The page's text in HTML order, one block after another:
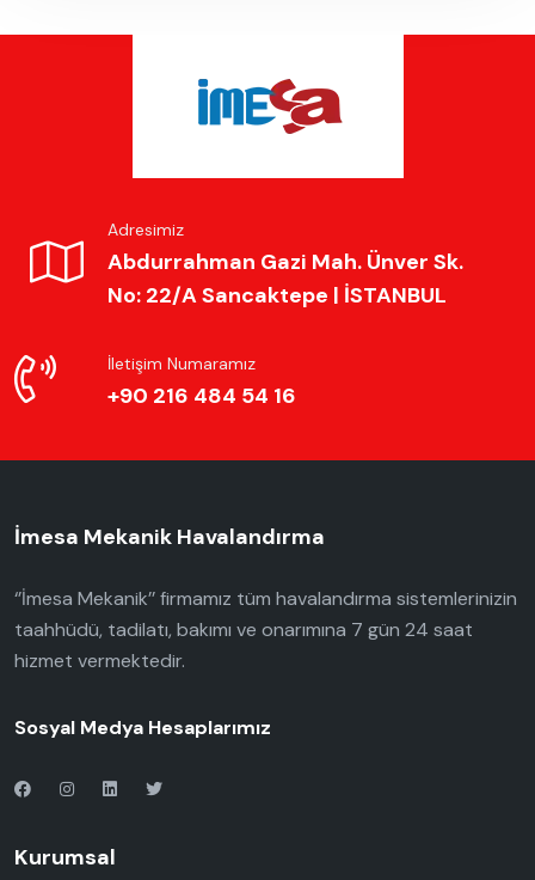
İletişim Numaramız
+90 216 484 54 16
Adresimiz
Abdurrahman Gazi Mah. Ünver Sk.
No: 22/A Sancaktepe | İSTANBUL
İmesa Mekanik Havalandırma
‘’İmesa Mekanik’’ firmamız tüm havalandırma sistemlerinizin
taahhüdü, tadilatı, bakımı ve onarımına 7 gün 24 saat
hizmet vermektedir.
Sosyal Medya Hesaplarımız
Kurumsal